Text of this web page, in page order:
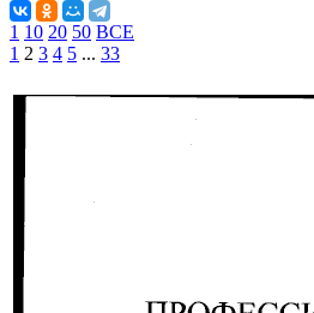
1 10 20 50 ВСЕ
1 2 3 4 5 ... 33